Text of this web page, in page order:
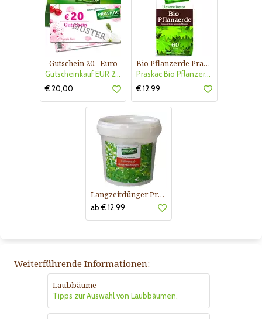
Gutschein 20.- Euro
Gutscheinkauf EUR 20.-
€ 20,00
Bio Pflanzerde Praskac
Praskac Bio Pflanzerde
€ 12,99
Langzeitdünger Praskac
ab € 12,99
Weiterführende Informationen:
Laubbäume
Tipps zur Auswahl von Laubbäumen.